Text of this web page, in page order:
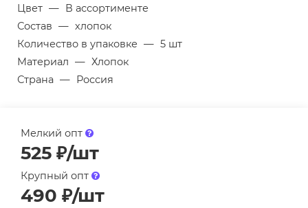
Цвет — В ассортименте
Состав — хлопок
Количество в упаковке — 5 шт
Материал — Хлопок
Страна — Россия
Мелкий опт
525 ₽/шт
Крупный опт
490 ₽/шт